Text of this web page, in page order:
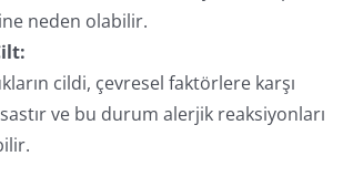
neden olabilir.
cildi, çevresel faktörlere karşı
ve bu durum alerjik reaksiyonları